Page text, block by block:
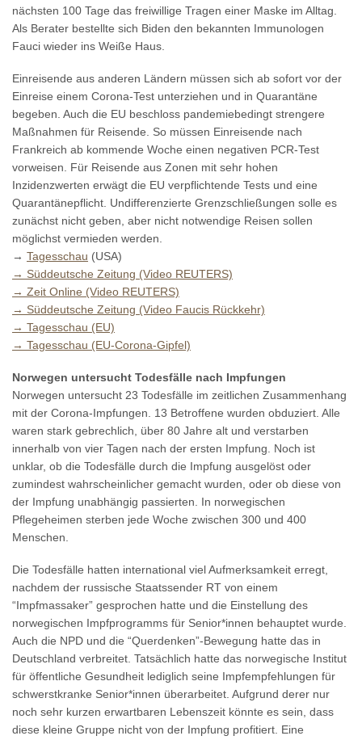
nächsten 100 Tage das freiwillige Tragen einer Maske im Alltag.
Als Berater bestellte sich Biden den bekannten Immunologen
Fauci wieder ins Weiße Haus.
Einreisende aus anderen Ländern müssen sich ab sofort vor der
Einreise einem Corona-Test unterziehen und in Quarantäne
begeben. Auch die EU beschloss pandemiebedingt strengere
Maßnahmen für Reisende. So müssen Einreisende nach
Frankreich ab kommende Woche einen negativen PCR-Test
vorweisen. Für Reisende aus Zonen mit sehr hohen
Inzidenzwerten erwägt die EU verpflichtende Tests und eine
Quarantänepflicht. Undifferenzierte Grenzschließungen solle es
zunächst nicht geben, aber nicht notwendige Reisen sollen
möglichst vermieden werden.
→ Tagesschau (USA)
→ Süddeutsche Zeitung (Video REUTERS)
→ Zeit Online (Video REUTERS)
→ Süddeutsche Zeitung (Video Faucis Rückkehr)
→ Tagesschau (EU)
→ Tagesschau (EU-Corona-Gipfel)
Norwegen untersucht Todesfälle nach Impfungen
Norwegen untersucht 23 Todesfälle im zeitlichen Zusammenhang
mit der Corona-Impfungen. 13 Betroffene wurden obduziert. Alle
waren stark gebrechlich, über 80 Jahre alt und verstarben
innerhalb von vier Tagen nach der ersten Impfung. Noch ist
unklar, ob die Todesfälle durch die Impfung ausgelöst oder
zumindest wahrscheinlicher gemacht wurden, oder ob diese von
der Impfung unabhängig passierten. In norwegischen
Pflegeheimen sterben jede Woche zwischen 300 und 400
Menschen.
Die Todesfälle hatten international viel Aufmerksamkeit erregt,
nachdem der russische Staatssender RT von einem
“Impfmassaker” gesprochen hatte und die Einstellung des
norwegischen Impfprogramms für Senior*innen behauptet wurde.
Auch die NPD und die “Querdenken”-Bewegung hatte das in
Deutschland verbreitet. Tatsächlich hatte das norwegische Institut
für öffentliche Gesundheit lediglich seine Impfempfehlungen für
schwerstkranke Senior*innen überarbeitet. Aufgrund derer nur
noch sehr kurzen erwartbaren Lebenszeit könnte es sein, dass
diese kleine Gruppe nicht von der Impfung profitiert. Eine